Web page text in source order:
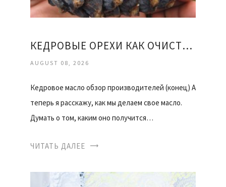
КЕДРОВЫЕ ОРЕХИ КАК ОЧИСТИТЬ
AUGUST 08, 2026
Кедровое масло обзор производителей (конец) А
теперь я расскажу, как мы делаем свое масло.
Думать о том, каким оно получится…
ЧИТАТЬ ДАЛЕЕ